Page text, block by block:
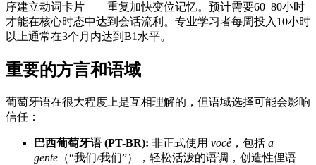
序建立动词卡片——重复加快变位记忆。预计需要60–80小时
才能在核心时态中达到会话流利。专业学习者每周投入10小时
以上通常在3个月内达到B1水平。
重要的方言和语域
葡萄牙语在很大程度上是互相理解的，但语域选择可能会影响
信任：
巴西葡萄牙语 (PT-BR): 非正式使用 você ，包括 a
gente （“我们/我们”），轻松活泼的语调，创造性俚语